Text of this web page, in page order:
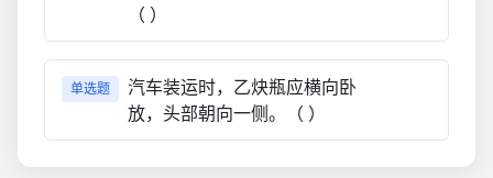
（ ）
单选题
汽车装运时，乙炔瓶应横向卧
放，头部朝向一侧。（ ）